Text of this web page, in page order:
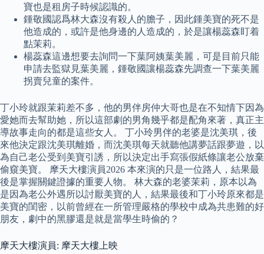
寶也是租房子時候認識的。
鍾敬國認爲林大森沒有殺人的膽子，因此鍾美寶的死不是
他造成的，或許是他身邊的人造成的，於是讓楊蕊森盯着
點茉莉。
楊蕊森這邊想要去詢問一下葉阿姨葉美麗，可是目前只能
申請去監獄見葉美麗，鍾敬國讓楊蕊森先調查一下葉美麗
拐賣兒童的案件。
丁小玲就跟茉莉差不多，他的男伴房仲大哥也是在不知情下因為
愛她而去幫助她，所以這部劇的男角幾乎都是配角來著，真正主
導故事走向的都是這些女人。 丁小玲男伴的老婆是沈美琪，後
來他決定跟沈美琪離婚，而沈美琪每天就聽他講夢話跟夢遊，以
為自己老公受到美寶引誘，所以決定出手寫張假紙條讓老公放棄
偷窺美寶。 摩天大樓演員2026 本來演的只是一位路人，結果最
後是掌握關鍵證據的重要人物。 林大森的老婆茉莉，原本以為
是因為老公外遇所以討厭美寶的人，結果最後和丁小玲原來都是
美寶的閨密，以前曾經在一所管理嚴格的學校中成為共患難的好
朋友，劇中的黑膠還是就是當學生時偷的？
摩天大樓演員: 摩天大樓上映